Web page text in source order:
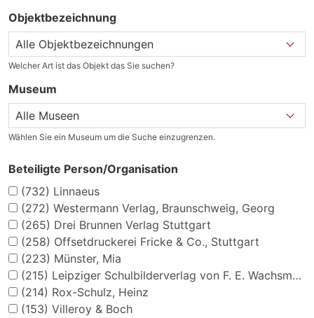
Objektbezeichnung
Welcher Art ist das Objekt das Sie suchen?
Museum
Wählen Sie ein Museum um die Suche einzugrenzen.
Beteiligte Person/Organisation
(732) Linnaeus
(272) Westermann Verlag, Braunschweig, Georg
(265) Drei Brunnen Verlag Stuttgart
(258) Offsetdruckerei Fricke & Co., Stuttgart
(223) Münster, Mia
(215) Leipziger Schulbilderverlag von F. E. Wachsmuth, Leipzig
(214) Rox-Schulz, Heinz
(153) Villeroy & Boch